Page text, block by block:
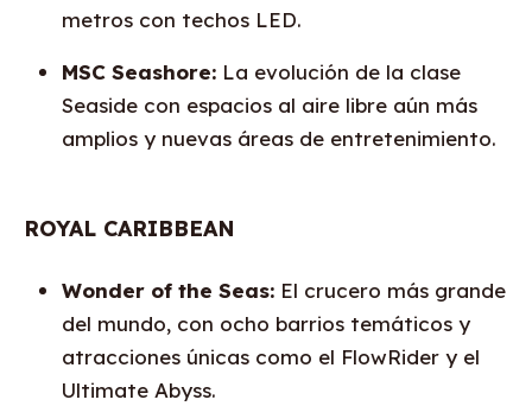
metros con techos LED.
MSC Seashore: La evolución de la clase
Seaside con espacios al aire libre aún más
amplios y nuevas áreas de entretenimiento.
ROYAL CARIBBEAN
Wonder of the Seas: El crucero más grande
del mundo, con ocho barrios temáticos y
atracciones únicas como el FlowRider y el
Ultimate Abyss.